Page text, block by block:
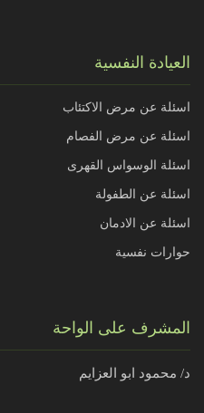
العيادة النفسية
اسئلة عن مرض الاكتئاب
اسئلة عن مرض الفصام
اسئلة الوسواس القهرى
اسئلة عن الطفولة
اسئلة عن الادمان
حوارات نفسية
المشرف على الواحة
د/ محمود ابو العزايم